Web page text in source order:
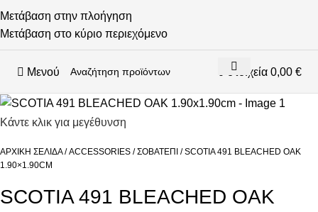
Μετάβαση στην πλοήγηση
Μετάβαση στο κύριο περιεχόμενο
Μενού στοιχεία 0,00 €
Κάντε κλικ για μεγέθυνση
ΑΡΧΙΚΉ ΣΕΛΊΔΑ ACCESSORIES ΣΟΒΑΤΕΠΊ
SCOTIA 491 BLEACHED OAK
1.90×1.90CM
SCOTIA 491 BLEACHED OAK